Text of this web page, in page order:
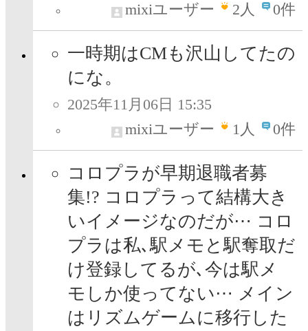
mixiユーザー
2人 0件
一時期はCMも沢山してたの
にな。
2025年11月06日 15:35
mixiユーザー
1人 0件
コロプラが早期退職者募
集!? コロプラって結構大き
いイメージなのだが⋯ コロ
プラは私､駅メモと駅奪取だ
け登録してるが､今は駅メ
モしか使ってない⋯ メイン
はリズムゲームに移行した